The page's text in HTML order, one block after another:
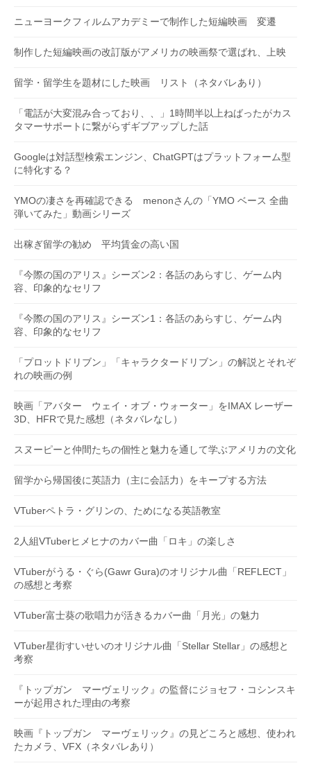
ニューヨークフィルムアカデミーで制作した短編映画 変遷
制作した短編映画の改訂版がアメリカの映画祭で選ばれ、上映
留学・留学生を題材にした映画 リスト（ネタバレあり）
「電話が大変混み合っており、、」1時間半以上ねばったがカス
タマーサポートに繋がらずギブアップした話
Googleは対話型検索エンジン、ChatGPTはプラットフォーム型
に特化する？
YMOの凄さを再確認できる menonさんの「YMO ベース 全曲
弾いてみた」動画シリーズ
出稼ぎ留学の勧め 平均賃金の高い国
『今際の国のアリス』シーズン2：各話のあらすじ、ゲーム内
容、印象的なセリフ
『今際の国のアリス』シーズン1：各話のあらすじ、ゲーム内
容、印象的なセリフ
「プロットドリブン」「キャラクタードリブン」の解説とそれぞ
れの映画の例
映画「アバター ウェイ・オブ・ウォーター」をIMAX レーザー
3D、HFRで見た感想（ネタバレなし）
スヌーピーと仲間たちの個性と魅力を通して学ぶアメリカの文化
留学から帰国後に英語力（主に会話力）をキープする方法
VTuberペトラ・グリンの、ためになる英語教室
2人組VTuberヒメヒナのカバー曲「ロキ」の楽しさ
VTuberがうる・ぐら(Gawr Gura)のオリジナル曲「REFLECT」
の感想と考察
VTuber富士葵の歌唱力が活きるカバー曲「月光」の魅力
VTuber星街すいせいのオリジナル曲「Stellar Stellar」の感想と
考察
『トップガン マーヴェリック』の監督にジョセフ・コシンスキ
ーが起用された理由の考察
映画『トップガン マーヴェリック』の見どころと感想、使われ
たカメラ、VFX（ネタバレあり）